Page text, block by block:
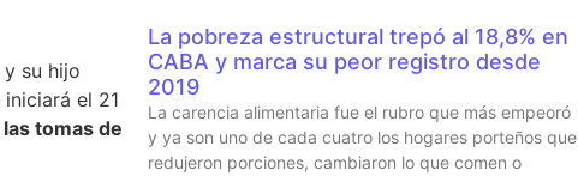
y su hijo
el 21
tomas de
La pobreza estructural trepó al 18,8% en
CABA y marca su peor registro desde
2019
La carencia alimentaria fue el rubro que más empeoró
y ya son uno de cada cuatro los hogares porteños que
redujeron porciones, cambiaron lo que comen o